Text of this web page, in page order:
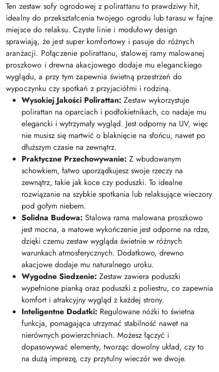
Ten zestaw sofy ogrodowej z polirattanu to prawdziwy hit,
idealny do przekształcenia twojego ogrodu lub tarasu w fajne
miejsce do relaksu. Czyste linie i modułowy design
sprawiają, że jest super komfortowy i pasuje do różnych
aranżacji. Połączenie polirattanu, stalowej ramy malowanej
proszkowo i drewna akacjowego dodaje mu eleganckiego
wyglądu, a przy tym zapewnia świetną przestrzeń do
wypoczynku czy spotkań z przyjaciółmi i rodziną.
Wysokiej Jakości Polirattan: Zestaw wykorzystuje
polirattan na oparciach i podłokietnikach, co nadaje mu
elegancki i wytrzymały wygląd. Jest odporny na UV, więc
nie musisz się martwić o blaknięcie na słońcu, nawet po
dłuższym czasie na zewnątrz.
Praktyczne Przechowywanie: Z wbudowanym
schowkiem, łatwo uporządkujesz swoje rzeczy na
zewnątrz, takie jak koce czy poduszki. To idealne
rozwiązanie na szybkie spotkania lub relaksujące wieczory
pod gołym niebem.
Solidna Budowa: Stalowa rama malowana proszkowo
jest mocna, a matowe wykończenie jest odporne na rdze,
dzięki czemu zestaw wygląda świetnie w różnych
warunkach atmosferycznych. Dodatkowo, drewno
akacjowe dodaje mu naturalnego uroku.
Wygodne Siedzenie: Zestaw zawiera poduszki
wypełnione pianką oraz poduszki z poliestru, co zapewnia
komfort i atrakcyjny wygląd z każdej strony.
Inteligentne Dodatki: Regulowane nóżki to świetna
funkcja, pomagająca utrzymać stabilność nawet na
nierównych powierzchniach. Możesz łączyć i
dopasowywać elementy, tworząc dowolny układ, czy to
na dużą imprezę, czy przytulny wieczór we dwoje.